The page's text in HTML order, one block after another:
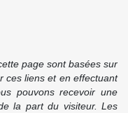
page sont basées sur
ces liens et en effectuant
pouvons recevoir une
la part du visiteur. Les